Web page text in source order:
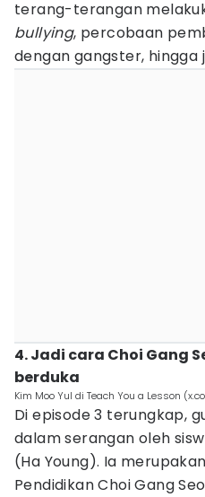
terang-terangan
bullying, percobaan
dengan gangster, hingga
4. Jadi cara Choi Gang
berduka
Kim Moo Yul di Teach You a Lesson
Di episode 3 terungkap,
dalam serangan oleh
(Ha Young). Ia
Pendidikan Choi Gang